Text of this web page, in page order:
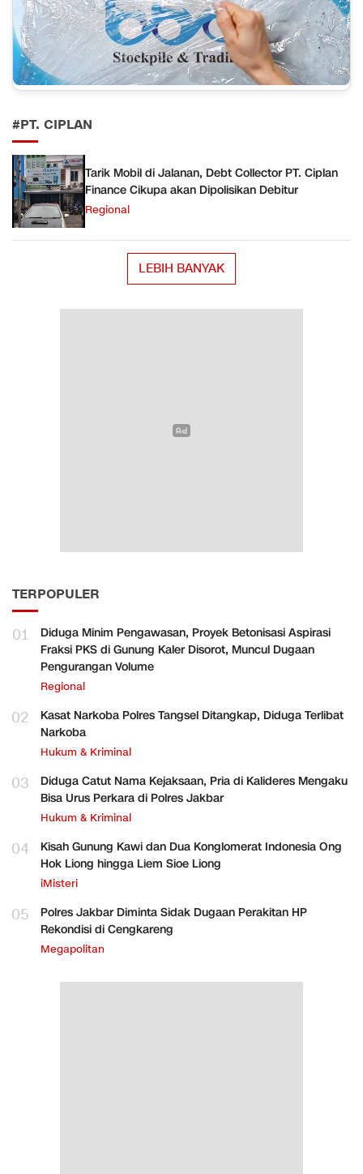
#PT. CIPLAN
Tarik Mobil di Jalanan, Debt Collector PT. Ciplan
Finance Cikupa akan Dipolisikan Debitur
Regional
LEBIH BANYAK
TERPOPULER
01
Diduga Minim Pengawasan, Proyek Betonisasi Aspirasi
Fraksi PKS di Gunung Kaler Disorot, Muncul Dugaan
Pengurangan Volume
Regional
02
Kasat Narkoba Polres Tangsel Ditangkap, Diduga Terlibat
Narkoba
Hukum & Kriminal
03
Diduga Catut Nama Kejaksaan, Pria di Kalideres Mengaku
Bisa Urus Perkara di Polres Jakbar
Hukum & Kriminal
04
Kisah Gunung Kawi dan Dua Konglomerat Indonesia Ong
Hok Liong hingga Liem Sioe Liong
iMisteri
05
Polres Jakbar Diminta Sidak Dugaan Perakitan HP
Rekondisi di Cengkareng
Megapolitan